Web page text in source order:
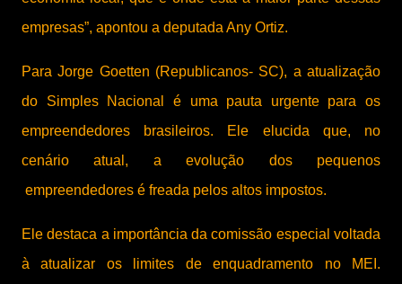
empresas”, apontou a deputada Any Ortiz.
Para Jorge Goetten (Republicanos- SC), a atualização
do Simples Nacional é uma pauta urgente para os
empreendedores brasileiros. Ele elucida que, no
cenário atual, a evolução dos pequenos
empreendedores é freada pelos altos impostos.
Ele destaca a importância da comissão especial voltada
à atualizar os limites de enquadramento no MEI.